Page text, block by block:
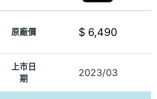
原廠價 $ 6,490
上市日
期
2023/03